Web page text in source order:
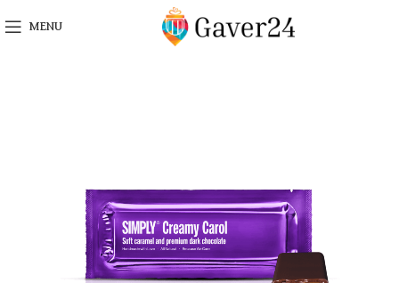
MENU